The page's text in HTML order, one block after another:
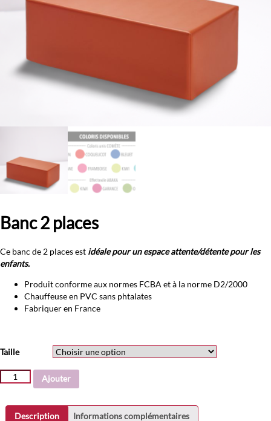
Banc 2 places
Ce banc de 2 places est idéale pour un espace attente/détente pour les
enfants.
Produit conforme aux normes FCBA et à la norme D2/2000
Chauffeuse en PVC sans phtalates
Fabriquer en France
Taille
quantité
Ajouter
Description Informations complémentaires